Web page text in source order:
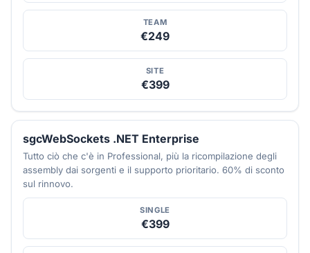
TEAM
€249
SITE
€399
sgcWebSockets .NET Enterprise
Tutto ciò che c'è in Professional, più la ricompilazione degli
assembly dai sorgenti e il supporto prioritario. 60% di sconto
sul rinnovo.
SINGLE
€399